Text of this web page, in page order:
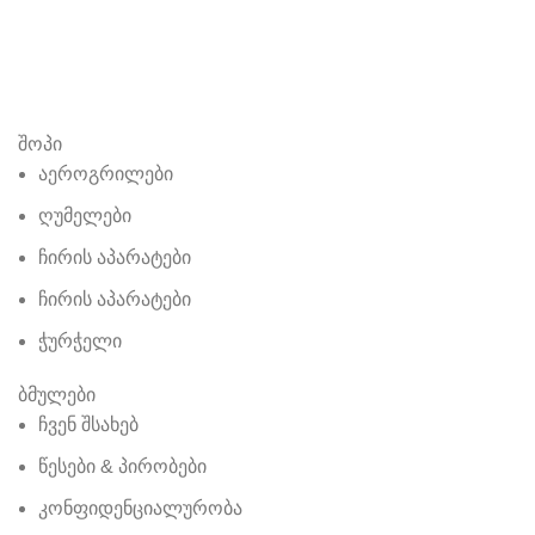
შოპი
აეროგრილები
ღუმელები
ჩირის აპარატები
ჩირის აპარატები
ჭურჭელი
ბმულები
ჩვენ შსახებ
წესები & პირობები
კონფიდენციალურობა